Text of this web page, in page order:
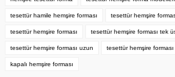
tesettür hamile hemşire forması tesettür hemşire
tesettür hemşire forması tesettür hemşire forması tek
tesettür hemşire forması uzun tesettür hemşire
kapalı hemşire forması